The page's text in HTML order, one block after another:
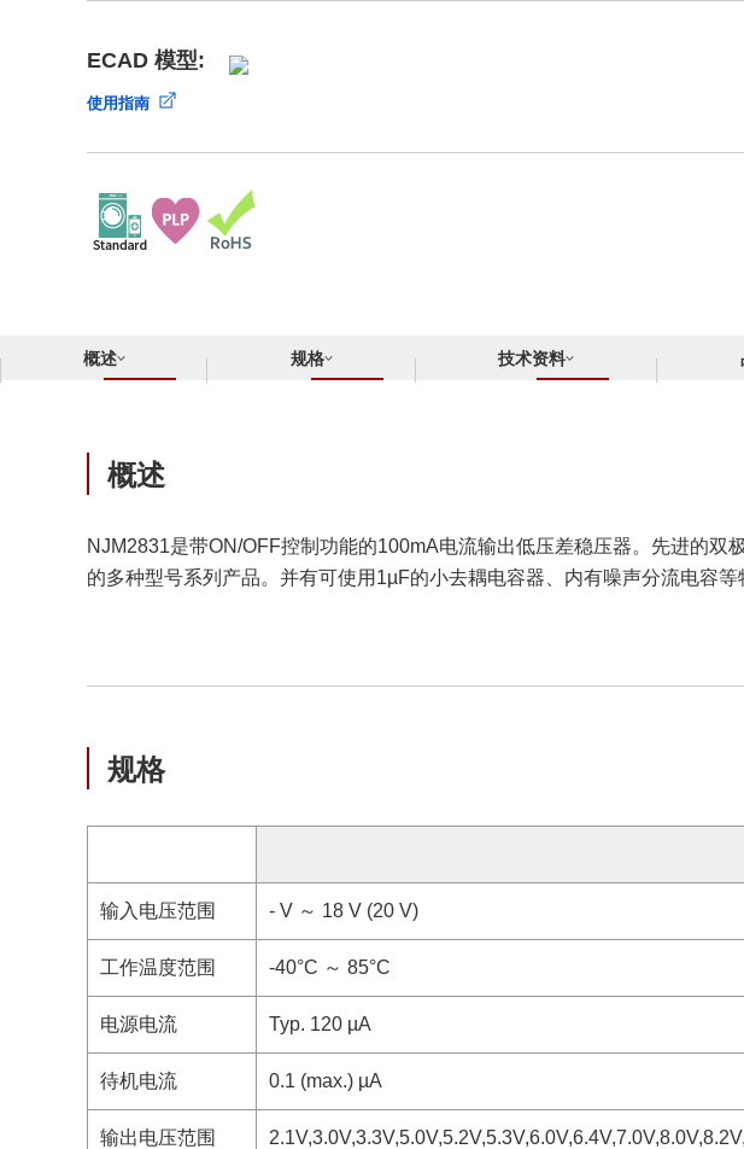
ECAD 模型:
使用指南
概述 规格 技术资料
概述
NJM2831是带ON/OFF控制功能的100mA电流输出低压差稳压器。先进的
的多种型号系列产品。并有可使用1µF的小去耦电容器、内有噪声分流电容
规格
输入电压范围 - V ～ 18 V (20 V)
工作温度范围 -40°C ～ 85°C
电源电流 Typ. 120 µA
待机电流 0.1 (max.) µA
输出电压范围